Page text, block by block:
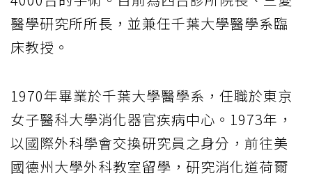
醫學研究所所長，並兼任千葉大學醫學系臨
床教授。
1970年畢業於千葉大學醫學系，任職於東京
女子醫科大學消化器官疾病中心。1973年，
以國際外科學會交換研究員之身分，前往美
國德州大學外科教室留學，研究消化道荷爾